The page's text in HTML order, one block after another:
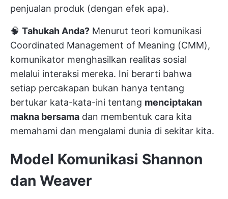
penjualan produk (dengan efek apa).
🧠 Tahukah Anda? Menurut teori komunikasi
Coordinated Management of Meaning (CMM),
komunikator menghasilkan realitas sosial
melalui interaksi mereka. Ini berarti bahwa
setiap percakapan bukan hanya tentang
bertukar kata-kata-ini tentang menciptakan
makna bersama dan membentuk cara kita
memahami dan mengalami dunia di sekitar kita.
Model Komunikasi Shannon
dan Weaver